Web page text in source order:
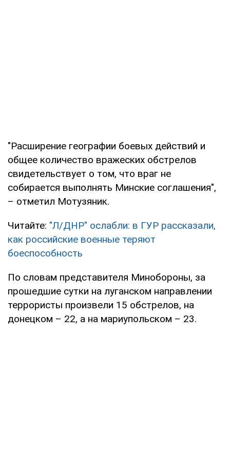
"Расширение географии боевых действий и
общее количество вражеских обстрелов
свидетельствует о том, что враг не
собирается выполнять Минские соглашения",
– отметил Мотузяник.
Читайте: "Л/ДНР" ослабли: в ГУР рассказали,
как российские военные теряют
боеспособность
По словам представителя Минобороны, за
прошедшие сутки на луганском направлении
террористы произвели 15 обстрелов, на
донецком – 22, а на мариупольском – 23.